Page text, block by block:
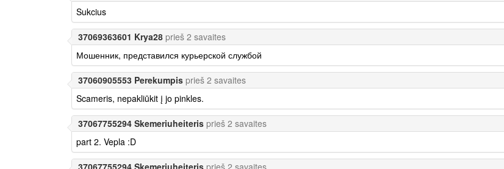
Sukcius
37069363601 Krya28 prieš 2 savaites
Мошенник, представился курьерской службой
37060905553 Perekumpis prieš 2 savaites
Scameris, nepakliūkit į jo pinkles.
37067755294 Skemeriuheiteris prieš 2 savaites
part 2. Vepla :D
37067755294 Skemeriuheiteris prieš 2 savaites